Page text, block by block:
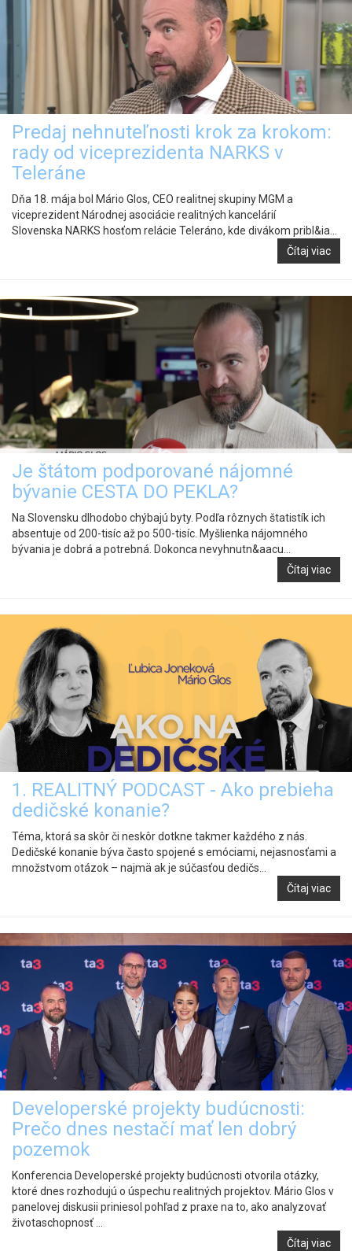
Predaj nehnuteľnosti krok za krokom:
rady od viceprezidenta NARKS v
Teleráne
Dňa 18. mája bol Mário Glos, CEO realitnej skupiny MGM a
viceprezident Národnej asociácie realitných kancelárií
Slovenska NARKS hosťom relácie Teleráno, kde divákom pribl&ia...
Čítaj viac
Je štátom podporované nájomné
bývanie CESTA DO PEKLA?
Na Slovensku dlhodobo chýbajú byty. Podľa rôznych štatistík ich
absentuje od 200-tisíc až po 500-tisíc. Myšlienka nájomného
bývania je dobrá a potrebná. Dokonca nevyhnutn&aacu...
Čítaj viac
1. REALITNÝ PODCAST - Ako prebieha
dedičské konanie?
Téma, ktorá sa skôr či neskôr dotkne takmer každého z nás.
Dedičské konanie býva často spojené s emóciami, nejasnosťami a
množstvom otázok – najmä ak je súčasťou dedičs...
Čítaj viac
Developerské projekty budúcnosti:
Prečo dnes nestačí mať len dobrý
pozemok
Konferencia Developerské projekty budúcnosti otvorila otázky,
ktoré dnes rozhodujú o úspechu realitných projektov. Mário Glos v
panelovej diskusii priniesol pohľad z praxe na to, ako analyzovať
životaschopnosť ...
Čítaj viac